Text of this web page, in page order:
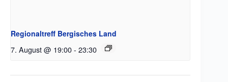
Regionaltreff Bergisches Land
7. August @ 19:00- 23:30